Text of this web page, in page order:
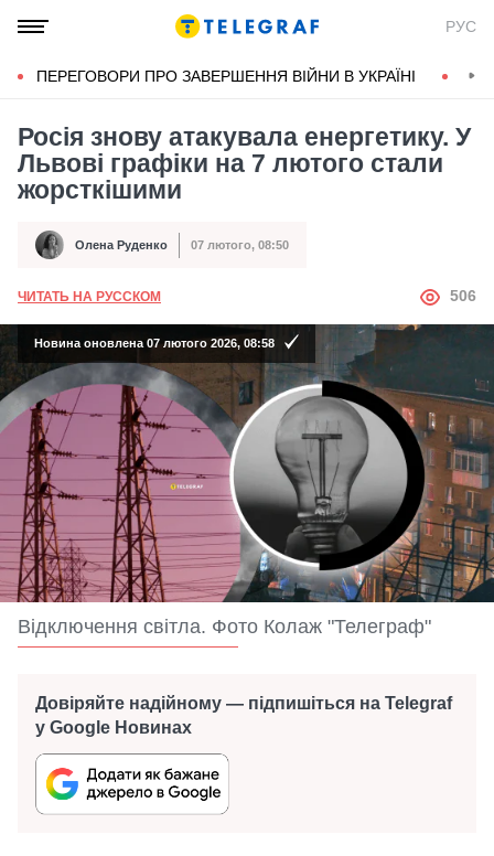
РУС
ПЕРЕГОВОРИ ПРО ЗАВЕРШЕННЯ ВІЙНИ В УКРАЇНІ
Росія знову атакувала енергетику. У
Львові графіки на 7 лютого стали
жорсткішими
Автор Олена Руденко
Дата публікації 07 лютого, 08:50
ЧИТАТЬ НА РУССКОМ АВТОР
506
Новина оновлена 07 лютого 2026, 08:58
Відключення світла. Фото Колаж "Телеграф"
Довіряйте надійному — підпишіться на Telegraf
у Google Новинах